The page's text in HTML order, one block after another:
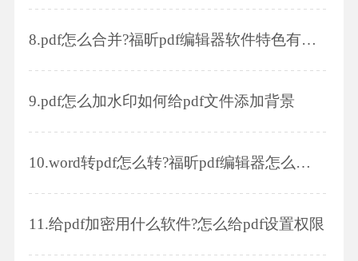
8.pdf怎么合并?福昕pdf编辑器软件特色有哪些?
9.pdf怎么加水印如何给pdf文件添加背景
10.word转pdf怎么转?福昕pdf编辑器怎么裁剪页面?
11.给pdf加密用什么软件?怎么给pdf设置权限